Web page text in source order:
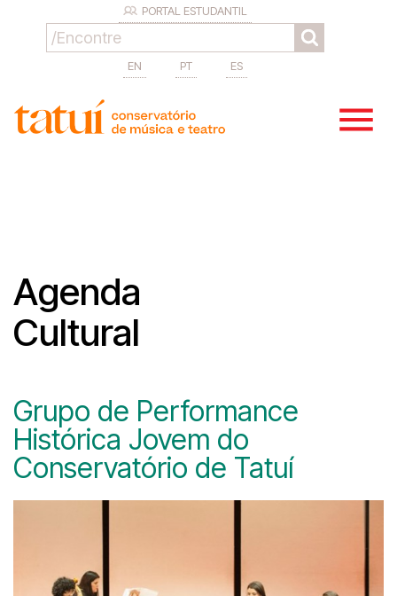
PORTAL ESTUDANTIL
EN PT ES
Agenda
Cultural
Grupo de Performance
Histórica Jovem do
Conservatório de Tatuí